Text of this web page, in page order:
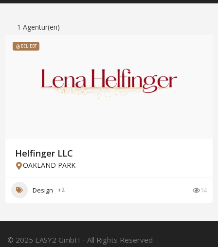
1 Agentur(en)
BELIEBT
Helfinger LLC
OAKLAND PARK
Design +2 14
© 2025 EASY2 GmbH - All Rights Reserved